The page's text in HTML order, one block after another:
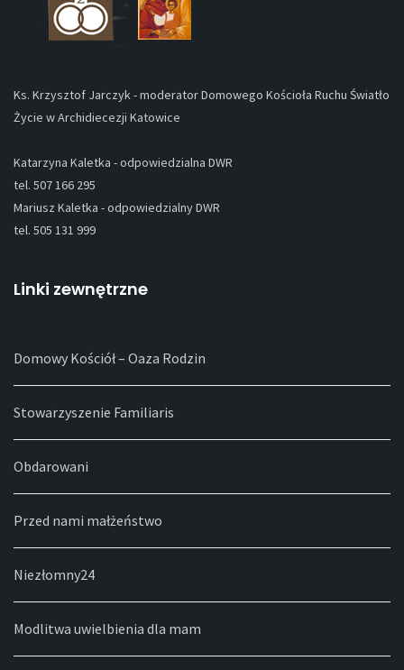
Ks. Krzysztof Jarczyk - moderator Domowego Kościoła Ruchu Światło
Życie w Archidiecezji Katowice
Katarzyna Kaletka - odpowiedzialna DWR
tel. 507 166 295
Mariusz Kaletka - odpowiedzialny DWR
tel. 505 131 999
Linki zewnętrzne
Domowy Kościół – Oaza Rodzin
Stowarzyszenie Familiaris
Obdarowani
Przed nami małżeństwo
Niezłomny24
Modlitwa uwielbienia dla mam